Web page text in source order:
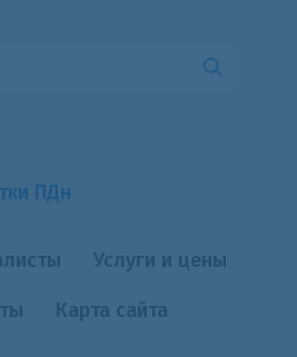
ПДн
Услуги и цены
Карта сайта